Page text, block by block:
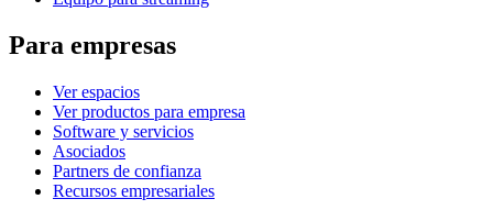
Para empresas
Ver espacios
Ver productos para empresa
Software y servicios
Asociados
Partners de confianza
Recursos empresariales